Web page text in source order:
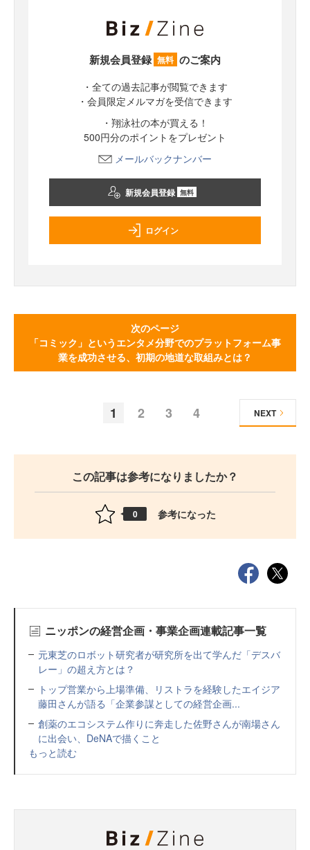
新規会員登録 無料 のご案内
・全ての過去記事が閲覧できます
・会員限定メルマガを受信できます
・翔泳社の本が買える！
500円分のポイントをプレゼント
メールバックナンバー
新規会員登録 無料
ログイン
次のページ
「コミック」というエンタメ分野でのプラットフォーム事
業を成功させる、初期の地道な取組みとは？
1 2 3 4 NEXT
この記事は参考になりましたか？
0 参考になった
ニッポンの経営企画・事業企画連載記事一覧
元東芝のロボット研究者が研究所を出て学んだ「デスバ
レー」の超え方とは？
トップ営業から上場準備、リストラを経験したエイジア
藤田さんが語る「企業参謀としての経営企画...
創薬のエコシステム作りに奔走した佐野さんが南場さん
に出会い、DeNAで描くこと
もっと読む